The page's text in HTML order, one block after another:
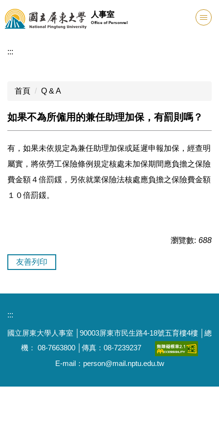
跳
到
主
內
人事室
Office of Personnel
:::
首頁 Q & A
如果不為所僱用的兼任助理加保，有罰則嗎？
有，如果未依規定為兼任助理加保或延遲申報加保，經查明
屬實，將依勞工保險條例規定核處未加保期間應負擔之保險
費金額４倍罰鍰，另依就業保險法核處應負擔之保險費金額
１０倍罰鍰。
瀏覽數: 688
友善列印
:::
國立屏東大學人事室 │90003屏東市民生路4-18號五育樓4樓 │總
機： 08-7663800 │傳真：08-7239237
E-mail：person@mail.nptu.edu.tw